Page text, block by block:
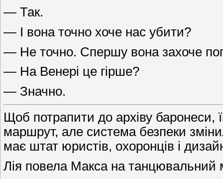
— Так.
— І вона точно хоче нас убити?
— Не точно. Спершу вона захоче
— На Венері це гірше?
— Значно.
Щоб потрапити до архіву баронеси,
маршрут, але система безпеки
має штат юристів, охоронців і
Лія повела Макса на танцювальний